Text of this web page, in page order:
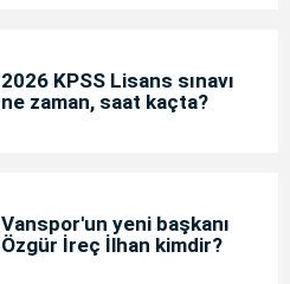
2026 KPSS Lisans sınavı
ne zaman, saat kaçta?
Vanspor'un yeni başkanı
Özgür İreç İlhan kimdir?